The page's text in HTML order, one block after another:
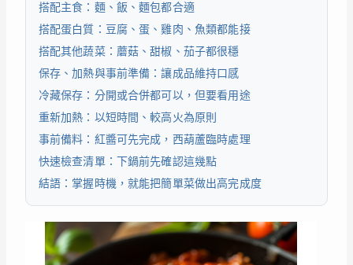
搭配主食：麵、飯、麵包都合適
搭配蛋白質：豆腐、蛋、雞肉、魚類都能接
搭配其他蔬菜：蘑菇、甜椒、茄子都很穩
保存、加熱與事前準備：讓成品維持口感
冷藏保存：分開或合併都可以，但要看用途
重新加熱：以短時間、較高火為原則
事前備料：紅醬可先完成，西葫蘆臨時處理
快速檢查清單：下鍋前先確認這幾點
結語：掌握時機，就能把簡單菜做出高完成度